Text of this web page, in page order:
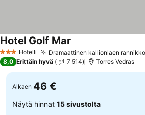
3 Tähtiluokitus
Hotelli Dramaattinen kallionlaen
Hotel Golf Mar
8,0 Erittäin hyvä 7 514 Torres Vedras
Alkaen 46 €
Näytä hinnat 15 sivustolta